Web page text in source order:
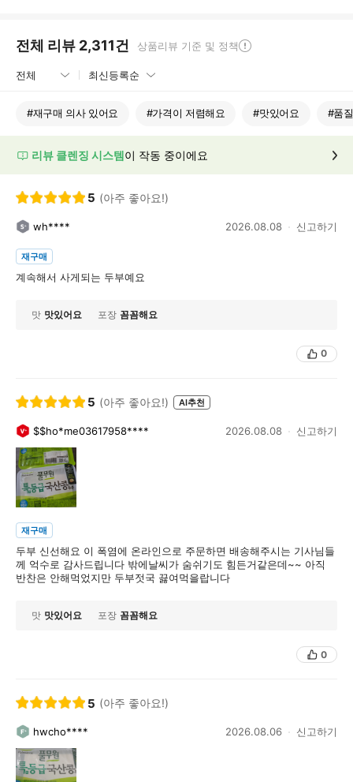
전체 리뷰 2,311건 상품리뷰 기준 및 정책
#재구매 의사 있어요 #가격이 저렴해요 #맛있어요 #품
리뷰 클렌징 시스템이 작동 중이에요
5 (아주 좋아요!)
wh**** 2026.08.08 신고하기
재구매
계속해서 사게되는 두부예요
맛 맛있어요 포장 꼼꼼해요
0
5 (아주 좋아요!) AI추천
$$ho*me03617958**** 2026.08.08 신고하기
재구매
두부 신선해요 이 폭염에 온라인으로 주문하면 배송해주시는 기사님들
께 억수로 감사드립니다 밖에날씨가 숨쉬기도 힘든거같은데~~ 아직
반찬은 안해먹었지만 두부젓국 끓여먹을랍니다
맛 맛있어요 포장 꼼꼼해요
0
5 (아주 좋아요!)
hwcho**** 2026.08.06 신고하기